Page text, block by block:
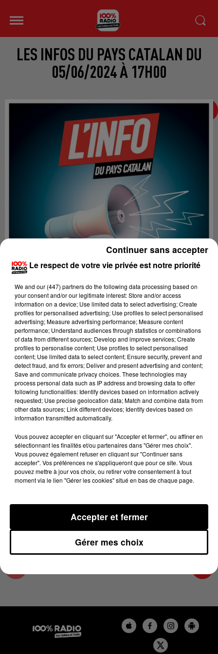
LES INFOS DU PAYS CATALAN DU
05/06/2024 À 17H00
Lecture (4 min 40 sec)
100%
100% Radio les infos du Pays Catalan
5 juin 2024 - 4 min 40 sec
LES INFOS DU PAYS CATALAN DU 05/06/2024
À 17H00
Podcasts infos du Pays Catalan
Le respect de votre vie privée est notre priorité
We and our (447) partnersdo the following data processing based on
your consent and/or our legitimate interest: Store and/or access
information on a device; Use limited data to select advertising; Create
profiles for personalised advertising; Use profiles to select personalised
advertising; Measure advertising performance; Measure content
performance; Understand audiences through statistics or combinations
of data from different sources; Develop and improve services; Create
profiles to personalise content; Use profiles to select personalised
content; Use limited data to select content; Ensure security, prevent and
detect fraud, and fix errors; Deliver and present advertising and content;
Save and communicate privacy choices. These technologies may
process personal data such as IP address and browsing data to offer
following functionalities: Identify devices based on information actively
requested; Use precise geolocation data; Match and combine data from
other data sources; Link different devices; Identify devices based on
information transmitted automatically.
Vous pouvez accepter en cliquant sur "Accepter et fermer", ou affiner en
sélectionnant les finalités et/ou partenaires dans "Gérer mes choix".
Vous pouvez également refuser en cliquant sur "Continuer sans
accepter". Vos préférences ne s'appliqueront que pour ce site. Vous
pouvez mettre à jour vos choix, ou retirer votre consentement à tout
moment via le lien "Gérer les cookies" situé en bas de chaque page.
Gérer mes choix
Accepter et fermer
Continuer sans accepter